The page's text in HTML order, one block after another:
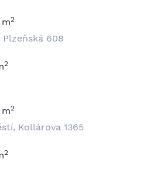
2
Plzeňská 608
2
2
Kollárova 1365
2